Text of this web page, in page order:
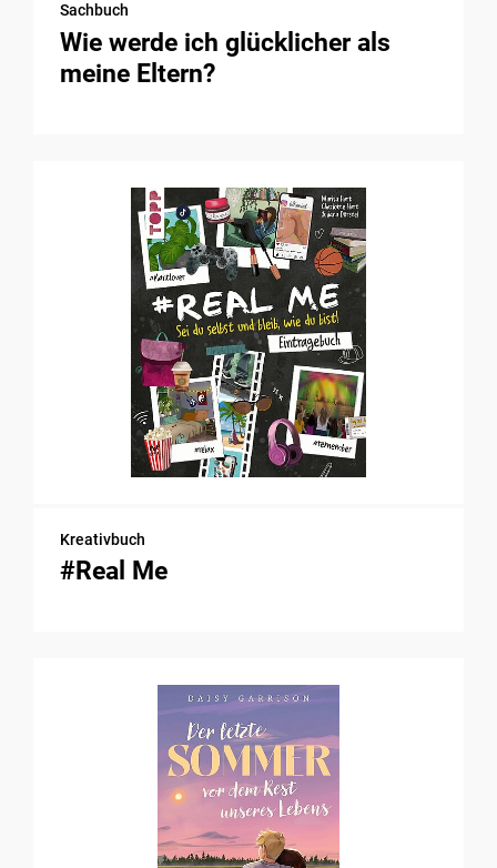
Sachbuch
Wie werde ich glücklicher als
meine Eltern?
Kreativbuch
#Real Me